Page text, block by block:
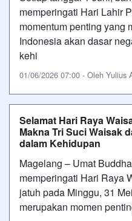
memperingati Hari Lahir
momentum penting yang
Indonesia akan dasar
kehi
01/06/2026 07:00 - Oleh Yulius
Selamat Hari Raya
Makna Tri Suci Waisak
dalam Kehidupan
Magelang – Umat
memperingati Hari Raya
jatuh pada Minggu, 31
merupakan momen